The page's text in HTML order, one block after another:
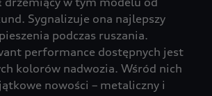
Sygnalizuje ona najlepszy
podczas ruszania.
performance dostępnych jest
kolorów nadwozia. Wśród nich
nowości – metaliczny i